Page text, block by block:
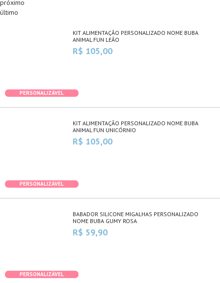
próximo
último
KIT ALIMENTAÇÃO PERSONALIZADO NOME BUBA
ANIMAL FUN LEÃO
R$ 105,00
PERSONALIZÁVEL
KIT ALIMENTAÇÃO PERSONALIZADO NOME BUBA
ANIMAL FUN UNICÓRNIO
R$ 105,00
PERSONALIZÁVEL
BABADOR SILICONE MIGALHAS PERSONALIZADO
NOME BUBA GUMY ROSA
R$ 59,90
PERSONALIZÁVEL